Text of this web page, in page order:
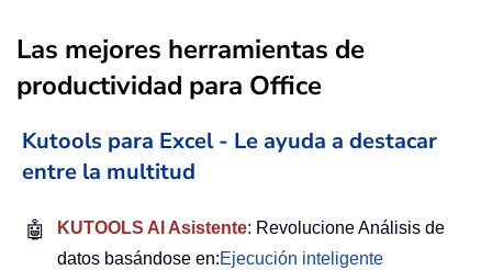
Las mejores herramientas de
productividad para Office
Kutools para Excel - Le ayuda a destacar
entre la multitud
🤖 KUTOOLS AI Asistente: Revolucione Análisis de
datos basándose en:Ejecución inteligente